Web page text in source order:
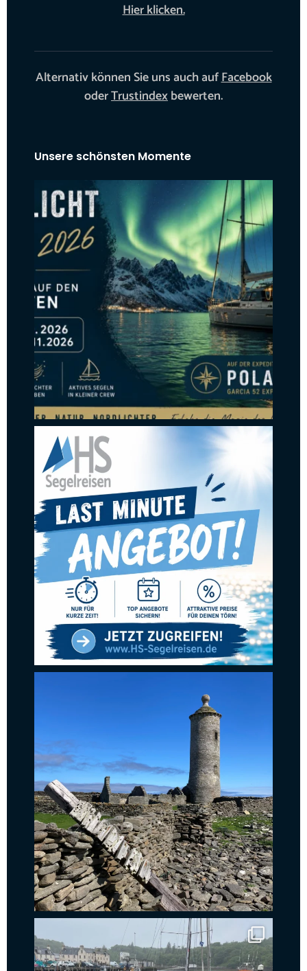
Hier klicken.
Alternativ können Sie uns auch aufFacebook
oderTrustindexbewerten.
Unsere schönsten Momente